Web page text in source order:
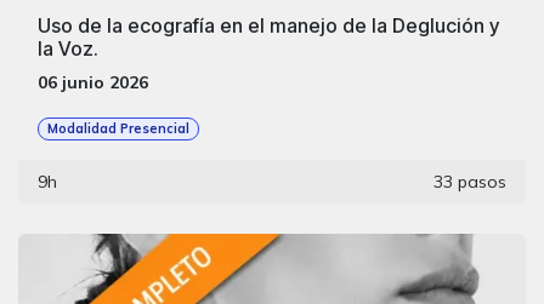
Uso de la ecografía en el manejo de la Deglución y
la Voz.
06 junio 2026
Modalidad Presencial
9h 33 pasos